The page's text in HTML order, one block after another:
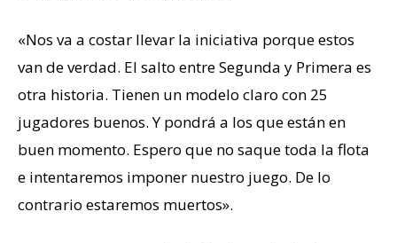
«Nos va a costar llevar la iniciativa porque estos
van de verdad. El salto entre Segunda y Primera es
otra historia. Tienen un modelo claro con 25
jugadores buenos. Y pondrá a los que están en
buen momento. Espero que no saque toda la flota
e intentaremos imponer nuestro juego. De lo
contrario estaremos muertos».